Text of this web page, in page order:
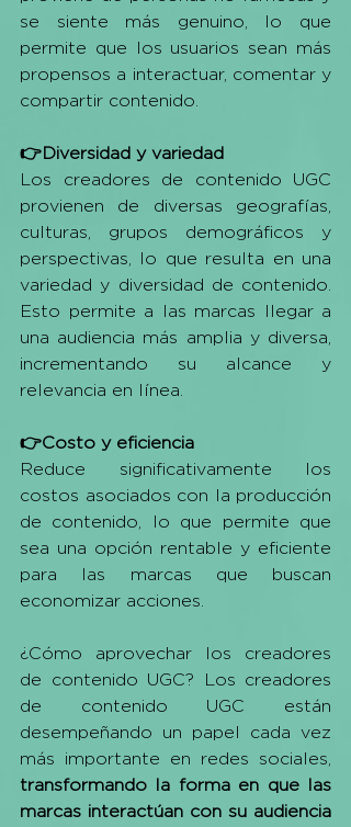
se siente más genuino, lo que
permite que los usuarios sean más
propensos a interactuar, comentar y
compartir contenido.
👉Diversidad y variedad
Los creadores de contenido UGC
provienen de diversas geografías,
culturas, grupos demográficos y
perspectivas, lo que resulta en una
variedad y diversidad de contenido.
Esto permite a las marcas llegar a
una audiencia más amplia y diversa,
incrementando su alcance y
relevancia en línea.
👉Costo y eficiencia
Reduce significativamente los
costos asociados con la producción
de contenido, lo que permite que
sea una opción rentable y eficiente
para las marcas que buscan
economizar acciones.
¿Cómo aprovechar los creadores
de contenido UGC? Los creadores
de contenido UGC están
desempeñando un papel cada vez
transformando la forma en que las
marcas interactúan con su audiencia